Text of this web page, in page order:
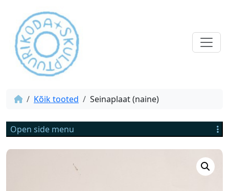
Kõik tooted Seinaplaat (naine)
Open side menu